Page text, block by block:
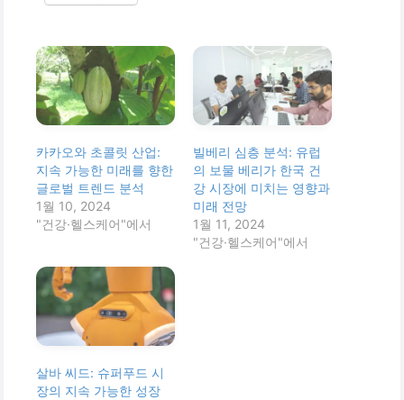
카카오와 초콜릿 산업:
지속 가능한 미래를 향한
글로벌 트렌드 분석
1월 10, 2024
"건강·헬스케어"에서
빌베리 심층 분석: 유럽
의 보물 베리가 한국 건
강 시장에 미치는 영향과
미래 전망
1월 11, 2024
"건강·헬스케어"에서
살바 씨드: 슈퍼푸드 시
장의 지속 가능한 성장